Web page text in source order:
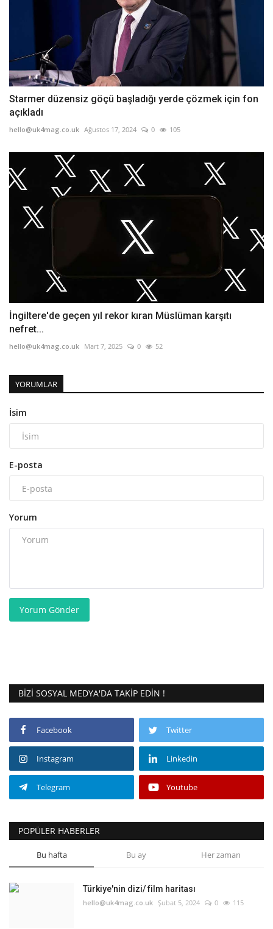
Starmer düzensiz göçü başladığı yerde çözmek için fon
açıkladı
hello@uk4mag.co.uk Ağustos 17, 2024 0 105
İngiltere'de geçen yıl rekor kıran Müslüman karşıtı
nefret...
hello@uk4mag.co.uk Mart 7, 2025 0 52
YORUMLAR
İsim
E-posta
Yorum
Yorum Gönder
BIZI SOSYAL MEDYA'DA TAKIP EDIN !
Facebook Twitter
Instagram Linkedin
Telegram Youtube
POPÜLER HABERLER
Bu hafta Bu ay Her zaman
Türkiye'nin dizi/ film haritası
hello@uk4mag.co.uk Şubat 5, 2024 0 115